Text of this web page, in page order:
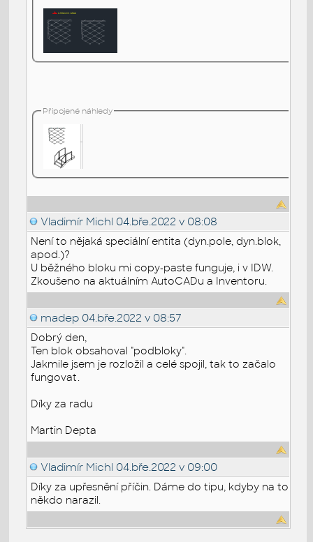
Připojené náhledy
Vladimír Michl 04.bře.2022 v 08:08
Není to nějaká speciální entita (dyn.pole, dyn.blok,
apod.)?
U běžného bloku mi copy-paste funguje, i v IDW.
Zkoušeno na aktuálním AutoCADu a Inventoru.
madep 04.bře.2022 v 08:57
Dobrý den,
Ten blok obsahoval "podbloky".
Jakmile jsem je rozložil a celé spojil, tak to začalo
fungovat.
Díky za radu
Martin Depta
Vladimír Michl 04.bře.2022 v 09:00
Díky za upřesnění příčin. Dáme do tipu, kdyby na to
někdo narazil.